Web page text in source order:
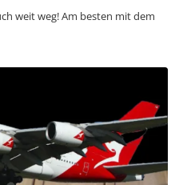
weit weg! Am besten mit dem